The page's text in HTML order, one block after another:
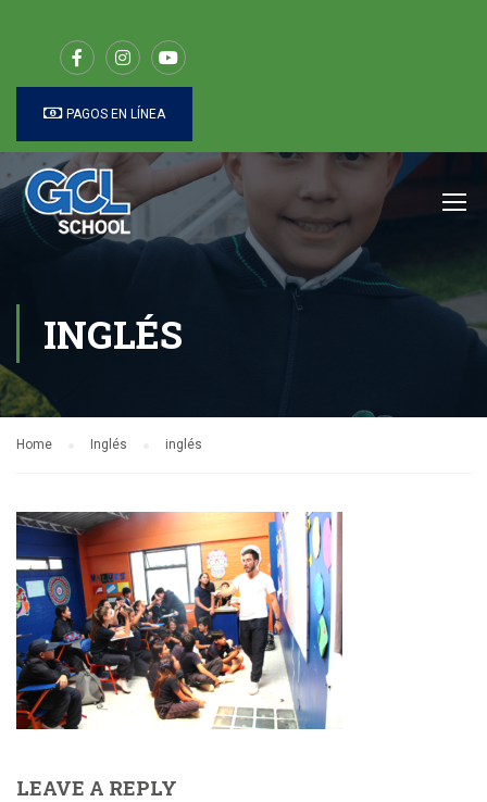
PAGOS EN LÍNEA
INGLÉS
Home Inglés inglés
LEAVE A REPLY